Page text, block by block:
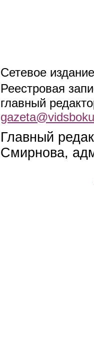
Сетевое
Реестровая
главный
Главный
Смирнова,